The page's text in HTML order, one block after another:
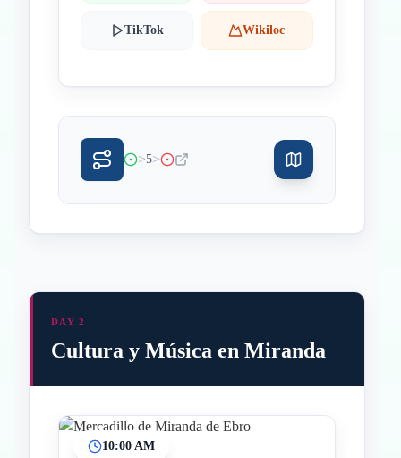
TikTok Wikiloc
>5>
DAY 2
Cultura y Música en Miranda
10:00 AM